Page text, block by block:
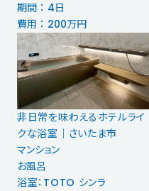
期間 ： 4日
費用 ： 200万円
非日常を味わえるホテルライ
クな浴室｜さいたま市
マンション
お風呂
浴室：TOTO シンラ